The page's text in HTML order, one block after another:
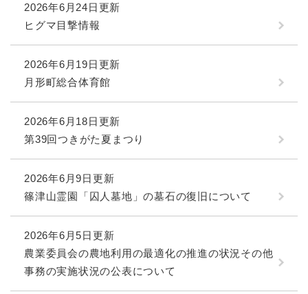
2026年6月24日更新
ヒグマ目撃情報
2026年6月19日更新
月形町総合体育館
2026年6月18日更新
第39回つきがた夏まつり
2026年6月9日更新
篠津山霊園「囚人墓地」の墓石の復旧について
2026年6月5日更新
農業委員会の農地利用の最適化の推進の状況その他
事務の実施状況の公表について